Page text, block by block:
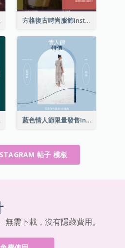
子 方格復古時尚服飾Instagram帖子
子 藍色情人節限量發售Instagram帖子
帖子 模板
需下載，沒有隱藏費用。